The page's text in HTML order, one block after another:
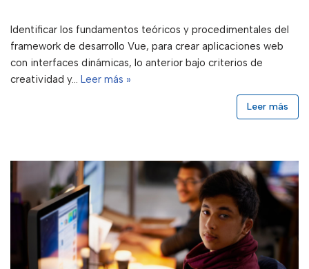
Identificar los fundamentos teóricos y procedimentales del
framework de desarrollo Vue, para crear aplicaciones web
con interfaces dinámicas, lo anterior bajo criterios de
creatividad y… Leer más »
Leer más